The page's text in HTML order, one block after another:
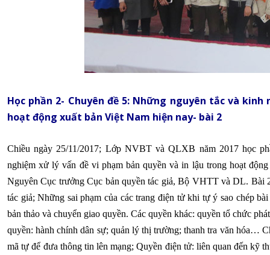
Học phần 2- Chuyên đề 5: Những nguyên tắc và
hoạt động xuất bản Việt Nam hiện nay- bài 2
Chiều ngày 25/11/2017; Lớp NVBT và QLXB năm 2017 học
nghiệm xử lý vấn đề vi phạm bản quyền và in lậu trong hoạt
Nguyên Cục trưởng Cục bản quyền tác giả, Bộ VHTT và DL. Bài
tác giả; Những sai phạm của các trang điện tử khi tự ý sao chép
bản thảo và chuyển giao quyền. Các quyền khác: quyền tổ chức
quyền: hành chính dân sự; quản lý thị trường; thanh tra văn hóa…
mã tự để đưa thông tin lên mạng; Quyền điện tử: liên quan đến kỹ